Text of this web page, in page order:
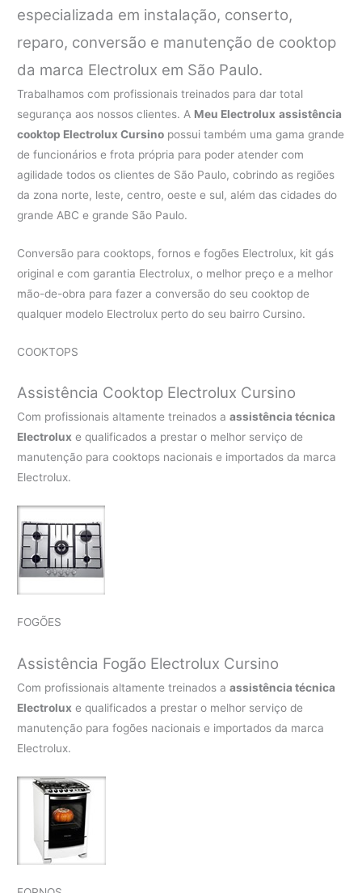
especializada em instalação, conserto,
reparo, conversão e manutenção de cooktop
da marca Electrolux em São Paulo.
Trabalhamos com profissionais treinados para dar total
segurança aos nossos clientes. A Meu Electrolux assistência
cooktop Electrolux Cursino possui também uma gama grande
de funcionários e frota própria para poder atender com
agilidade todos os clientes de São Paulo, cobrindo as regiões
da zona norte, leste, centro, oeste e sul, além das cidades do
grande ABC e grande São Paulo.
Conversão para cooktops, fornos e fogões Electrolux, kit gás
original e com garantia Electrolux, o melhor preço e a melhor
mão-de-obra para fazer a conversão do seu cooktop de
qualquer modelo Electrolux perto do seu bairro Cursino.
COOKTOPS
Assistência Cooktop Electrolux Cursino
Com profissionais altamente treinados aassistência técnica
Electrolux e qualificados a prestar o melhor serviço de
manutenção para cooktops nacionais e importados da marca
Electrolux.
FOGÕES
Assistência Fogão Electrolux Cursino
Com profissionais altamente treinados aassistência técnica
Electrolux e qualificados a prestar o melhor serviço de
manutenção para fogões nacionais e importados da marca
Electrolux.